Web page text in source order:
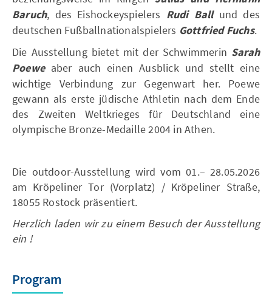
Baruch, des Eishockeyspielers Rudi Ballund des
deutschen Fußballnationalspielers Gottfried Fuchs.
Die Ausstellung bietet mit der Schwimmerin Sarah
Poeweaber auch einen Ausblick und stellt eine
wichtige Verbindung zur Gegenwart her. Poewe
gewann als erste jüdische Athletin nach dem Ende
des Zweiten Weltkrieges für Deutschland eine
olympische Bronze-Medaille 2004 in Athen.
Die outdoor-Ausstellung wird vom 01.– 28.05.2026
am Kröpeliner Tor (Vorplatz) / Kröpeliner Straße,
18055 Rostock präsentiert.
Herzlich laden wir zu einem Besuch der Ausstellung
ein !
Program